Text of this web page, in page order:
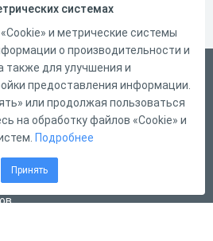
системах
и метрические системы
о производительности и
также для улучшения и
предоставления информации.
или продолжая пользоваться
на обработку файлов «Cookie» и
Подробнее
Принять